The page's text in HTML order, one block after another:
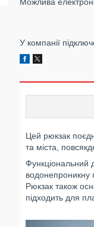
У компанії
Цей рюкзак
та міста,
Функціональний
водонепроникну
Рюкзак також
підходить для